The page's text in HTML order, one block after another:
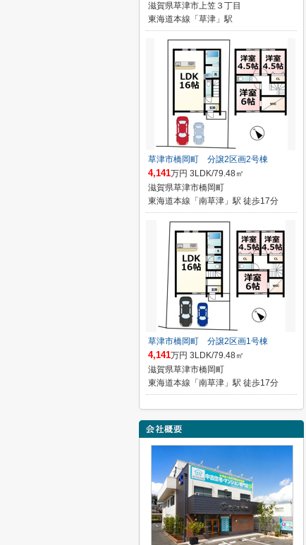
滋賀県草津市上笠３丁目
東海道本線「草津」駅
草津市橋岡町 分譲2区画2号棟
4,141万円 3LDK/79.48㎡
滋賀県草津市橋岡町
東海道本線「南草津」駅 徒歩17分
草津市橋岡町 分譲2区画1号棟
4,141万円 3LDK/79.48㎡
滋賀県草津市橋岡町
東海道本線「南草津」駅 徒歩17分